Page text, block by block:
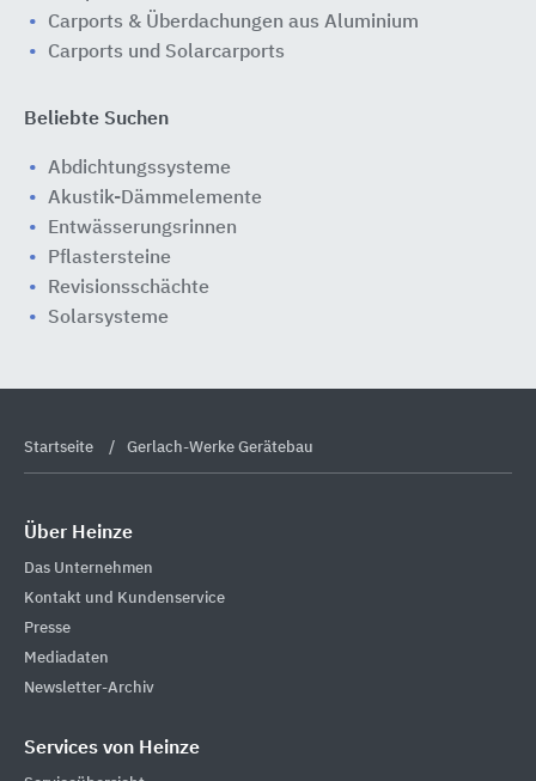
Carports & Überdachungen aus Aluminium
Carports und Solarcarports
Beliebte Suchen
Abdichtungssysteme
Akustik-Dämmelemente
Entwässerungsrinnen
Pflastersteine
Revisionsschächte
Solarsysteme
Startseite Gerlach-Werke Gerätebau
Über Heinze
Das Unternehmen
Kontakt und Kundenservice
Presse
Mediadaten
Newsletter-Archiv
Services von Heinze